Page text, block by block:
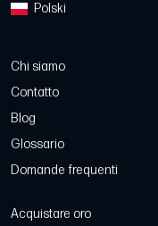
Polski
Chi siamo
Contatto
Blog
Glossario
Domande frequenti
Acquistare oro